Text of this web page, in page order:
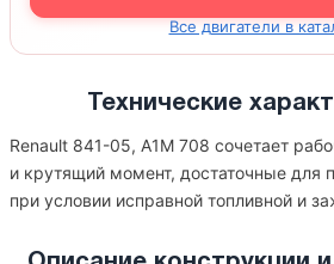
Все двигатели в
Технические
Renault 841-05, A1M 708 сочетает
и крутящий момент, достаточные для
при условии исправной топливной и